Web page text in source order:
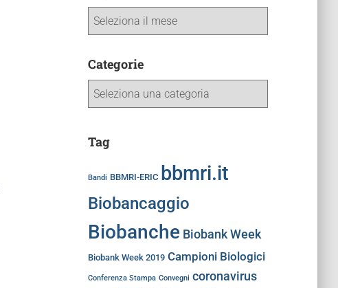
Categorie
Tag
Bandi BBMRI-ERIC bbmri.it
Biobancaggio
Biobanche Biobank Week
Biobank Week 2019 Campioni Biologici
Conferenza Stampa Convegni coronavirus